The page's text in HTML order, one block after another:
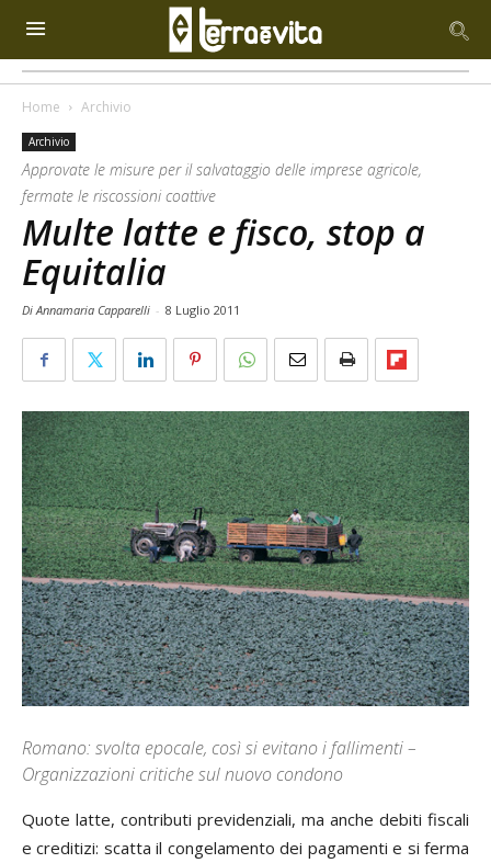
Home Archivio
Archivio
Approvate le misure per il salvataggio delle imprese agricole,
fermate le riscossioni coattive
Multe latte e fisco, stop a
Equitalia
Di Annamaria Capparelli - 8 Luglio 2011
Romano: svolta epocale, così si evitano i fallimenti –
Organizzazioni critiche sul nuovo condono
Quote latte, contributi previdenziali, ma anche debiti fiscali
e creditizi: scatta il congelamento dei pagamenti e si ferma